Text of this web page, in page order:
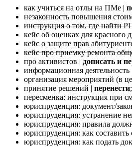
как учиться на отлы на ПМе |
незаконность повышения
инструкция о том, где найти
кейс об оценках для красного
кейс о защите прав
кейс про приемку ремонта
про активистов | дописать и
информационная деятельность |
организация мероприятий (в
принятие решений | перенести;
пересменка: инструкция при
юриспруденция: документ/
юриспруденция: устранение
юриспруденция: правила
юриспруденция: как
юриспруденция: как подать